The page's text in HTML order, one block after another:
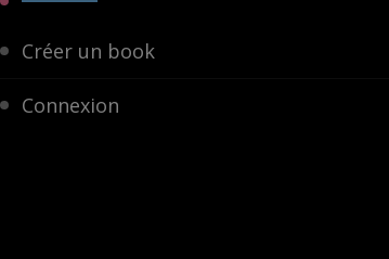
Créer un book
Connexion